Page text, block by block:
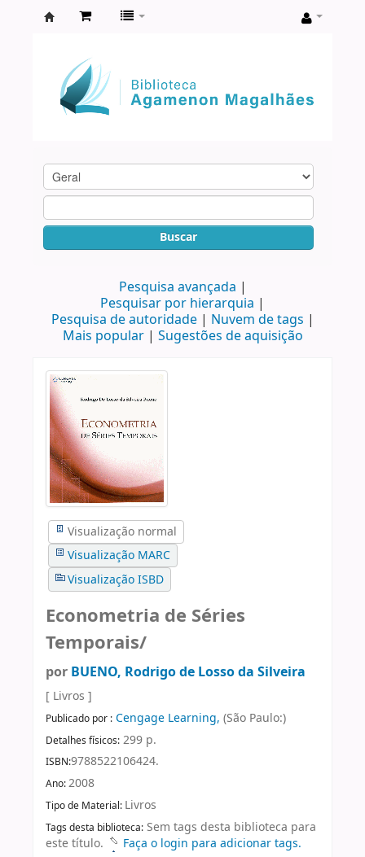
Agamenon
Magalhães
Buscar
Pesquisa avançada
Pesquisar por hierarquia
Pesquisa de autoridade
Nuvem de tags
Mais popular
Sugestões de aquisição
Visualização normal
Visualização MARC
Visualização ISBD
Econometria de Séries
Temporais/
por BUENO, Rodrigo de Losso da Silveira
[ Livros ]
Publicado por : Cengage Learning, (São Paulo:)
Detalhes físicos: 299 p.
ISBN:9788522106424.
Ano:2008
Tipo de Material: Livros
Tags desta biblioteca: Sem tags desta biblioteca para
este título.
Faça o login para adicionar tags.